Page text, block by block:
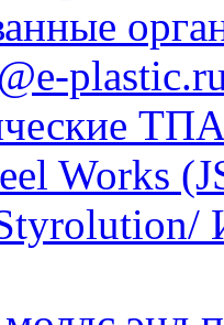
Works